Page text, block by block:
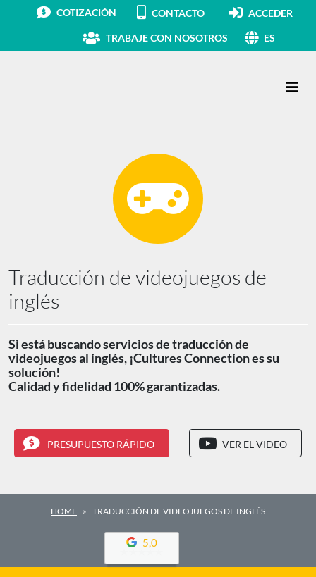
COTIZACIÓN CONTACTO ACCEDER
TRABAJE CON NOSOTROS ES
Traducción de videojuegos de
inglés
Si está buscando servicios de traducción de
videojuegos al inglés, ¡Cultures Connection es su
solución!
Calidad y fidelidad 100% garantizadas.
PRESUPUESTO RÁPIDO VER EL VIDEO
HOME TRADUCCIÓN DE VIDEOJUEGOS DE INGLÉS
5,0